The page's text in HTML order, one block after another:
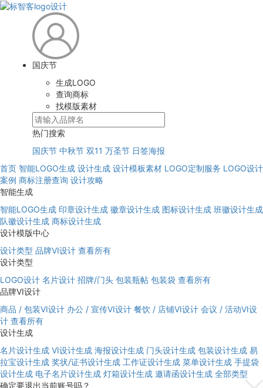
国庆节
生成LOGO
查询商标
找模版素材
热门搜索
国庆节 中秋节 双11 万圣节 日签海报
首页 智能LOGO生成 设计生成 设计模板素材 LOGO定制服务 LOGO设计
案例 商标注册查询 设计攻略
智能生成
智能LOGO生成 印章设计生成 徽章设计生成 图标设计生成 班徽设计生成
队徽设计生成 商标设计生成
设计模版中心
设计类型 品牌VI设计 查看所有
设计类型
LOGO设计 名片设计 招牌/门头 包装瓶帖 包装袋 查看所有
品牌VI设计
商品 / 包装VI设计 办公 / 宣传VI设计 餐饮 / 店铺VI设计 会议 / 活动VI设
计 查看所有
设计生成
名片设计生成 VI设计生成 海报设计生成 门头设计生成 包装设计生成 易
拉宝设计生成 奖状/证书设计生成 工作证设计生成 菜单设计生成 手提袋
设计生成 电子名片设计生成 灯箱设计生成 邀请函设计生成 全部类型
确定要退出当前账号吗？